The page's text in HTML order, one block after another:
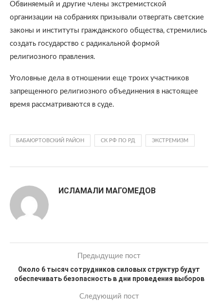
Обвиняемый и другие члены экстремистской
организации на собраниях призывали отвергать светские
законы и институты гражданского общества, стремились
создать государство с радикальной формой
религиозного правления.
Уголовные дела в отношении еще троих участников
запрещенного религиозного объединения в настоящее
время рассматриваются в суде.
БАБАЮРТОВСКИЙ РАЙОН СК РФ ПО РД ЭКСТРЕМИЗМ
ИСЛАМАЛИ МАГОМЕДОВ
Предыдущие пост
Около 6 тысяч сотрудников силовых структур будут
обеспечивать безопасность в дни проведения выборов
Следующий пост